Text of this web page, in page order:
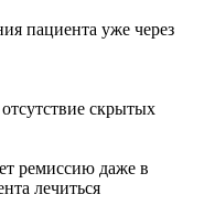
пациента уже через
скрытых
ремиссию даже в
лечиться